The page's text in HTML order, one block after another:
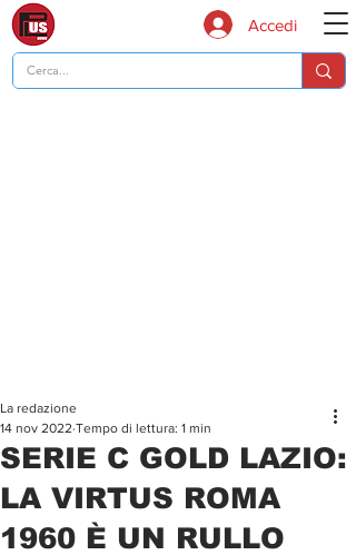
Accedi
SERIE C GOLD LAZIO:
LA VIRTUS ROMA
1960 È UN RULLO
La redazione
14 nov 2022 Tempo di lettura: 1 min